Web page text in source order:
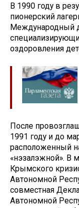
В 1990 году в
пионерский
Международный
оздоровления
После
1991 году и до
расположенный
«нэзалэжной». В
Крымского
Автономной
совместная
Автономной